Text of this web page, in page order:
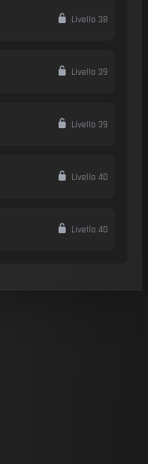
Livello 38
Livello 39
Livello 39
Livello 40
Livello 40